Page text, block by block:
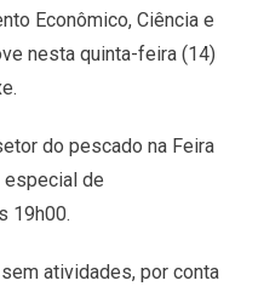
Econômico, Ciência e
nesta quinta-feira (14)
do pescado na Feira
especial de
19h00.
atividades, por conta